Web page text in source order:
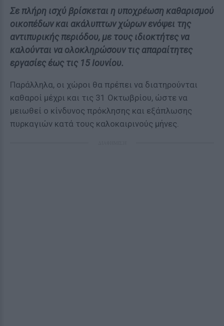
Σε πλήρη ισχύ βρίσκεται η υποχρέωση καθαρισμού
οικοπέδων και ακάλυπτων χώρων ενόψει της
αντιπυρικής περιόδου, με τους ιδιοκτήτες να
καλούνται να ολοκληρώσουν τις απαραίτητες
εργασίες έως τις 15 Ιουνίου.
Παράλληλα, οι χώροι θα πρέπει να διατηρούνται
καθαροί μέχρι και τις 31 Οκτωβρίου, ώστε να
μειωθεί ο κίνδυνος πρόκλησης και εξάπλωσης
πυρκαγιών κατά τους καλοκαιρινούς μήνες.